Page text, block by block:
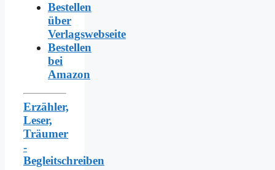
Bestellen
über
Verlagswebseite
Bestellen
bei
Amazon
Erzähler,
Leser,
Träumer
-
Begleitschreiben